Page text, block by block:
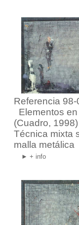
Referencia 98-
Elementos
(Cuadro, 1998)
Técnica mixta
malla metálica
► + info